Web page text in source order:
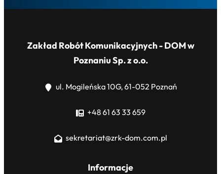
Zakład Robót Komunikacyjnych - DOM w
Poznaniu Sp. z o.o.
ul. Mogileńska 10G, 61-052 Poznań
+48 61 63 33 659
sekretariat@zrk-dom.com.pl
Informacje